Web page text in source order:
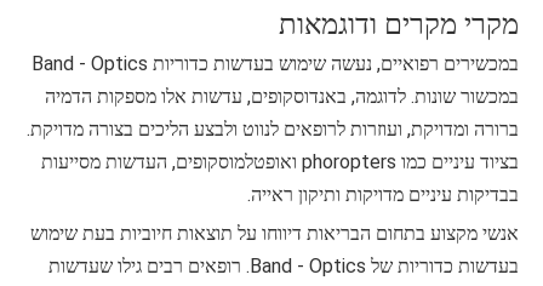
מקרי מקרים ודוגמאות
במכשירים רפואיים, נעשה שימוש בעדשות כדוריות Band - Optics
במכשור שונות. לדוגמה, באנדוסקופים, עדשות אלו מספקות הדמיה
ברורה ומדויקת, ועוזרות לרופאים לנווט ולבצע הליכים בצורה מדויקת.
בציוד עיניים כמו phoropters ואופטלמוסקופים, העדשות מסייעות
בבדיקות עיניים מדויקות ותיקון ראייה.
אנשי מקצוע בתחום הבריאות דיווחו על תוצאות חיוביות בעת שימוש
בעדשות כדוריות של Band - Optics. רופאים רבים גילו שעדשות